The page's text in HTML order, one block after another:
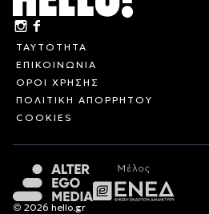
ΤΑΥΤΟΤΗΤΑ
ΕΠΙΚΟΙΝΩΝΙΑ
ΟΡΟΙ ΧΡΗΣΗΣ
ΠΟΛΙΤΙΚΗ ΑΠΟΡΡΗΤΟΥ
COOKIES
© 2026 hello.gr